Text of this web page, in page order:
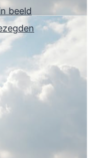
beeld